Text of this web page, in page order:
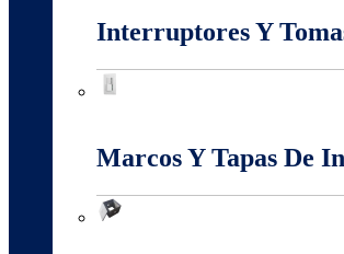
Interruptores Y
Marcos Y Tapas De